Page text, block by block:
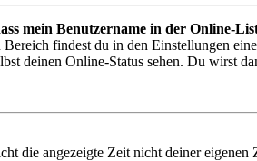
mein Benutzername in der Online-
findest du in den Einstellungen
deinen Online-Status sehen. Du wirst
die angezeigte Zeit nicht deiner